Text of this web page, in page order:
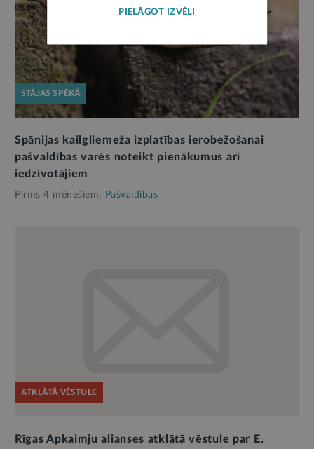
STĀJAS SPĒKĀ
Spānijas kailgliemeža izplatības ierobežošanai
pašvaldības varēs noteikt pienākumus arī
iedzīvotājiem
Pirms 4 mēnešiem, Pašvaldības
ATKLĀTĀ VĒSTULE
Rīgas Apkaimju alianses atklātā vēstule par E.
PIELĀGOT IZVĒLI